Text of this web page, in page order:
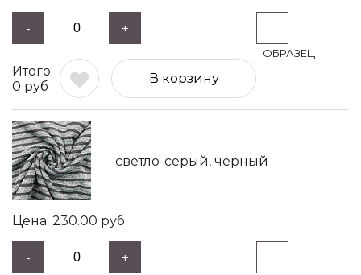
- +
0 руб
В корзину
светло-серый, черный
230.00 руб
- +